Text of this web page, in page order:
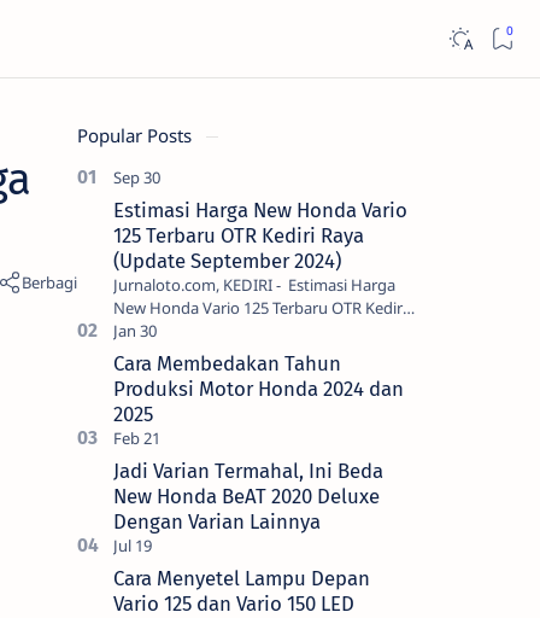
Popular Posts
Estimasi Harga New Honda Vario
125 Terbaru OTR Kediri Raya
(Update September 2024)
Jurnaloto.com, KEDIRI - Estimasi Harga
New Honda Vario 125 Terbaru OTR Kediri
Raya (Update September 2024) Brosis
sekalian, PT Astra Honda Motor (AH…
Cara Membedakan Tahun
Produksi Motor Honda 2024 dan
2025
Jadi Varian Termahal, Ini Beda
New Honda BeAT 2020 Deluxe
Dengan Varian Lainnya
Cara Menyetel Lampu Depan
Vario 125 dan Vario 150 LED